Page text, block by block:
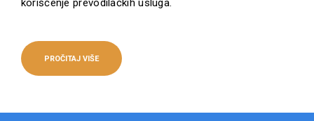
korišćenje prevodilačkih usluga.
PROČITAJ VIŠE